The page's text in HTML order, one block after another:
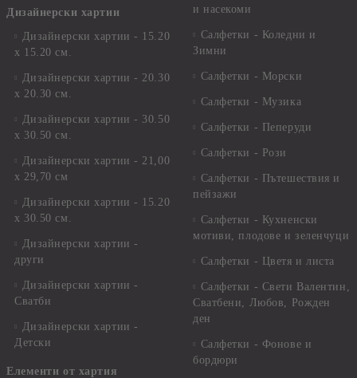
Дизайнерски хартии
Дизайнерски хартии - 15.20
х 15.20 см.
Дизайнерски хартии - 20.30
х 20.30 см.
Дизайнерски хартии - 30.50
х 30.50 см.
Дизайнерски хартии - 21,00
х 29,70 см
Дизайнерски хартии - 15.20
x 30.50 см.
Дизайнерски хартии -
други
Дизайнерски хартии -
Сватби
Дизайнерски хартии -
Детски
Елементи от хартия
и насекоми
Салфетки - Коледни и
Зимни
Салфетки - Морски
Салфетки - Музика
Салфетки - Пеперуди
Салфетки - Рози
Салфетки - Пътешествия и
пейзажи
Салфетки - Кухненски
мотиви, плодове и зеленчуци
Салфетки - Цветя и листа
Салфетки - Свети Валентин,
Сватбени, Любов, Рожден
ден
Салфетки - Фонове и
бордюри